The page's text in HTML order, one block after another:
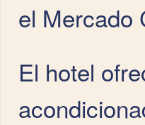
el Mercado
El hotel